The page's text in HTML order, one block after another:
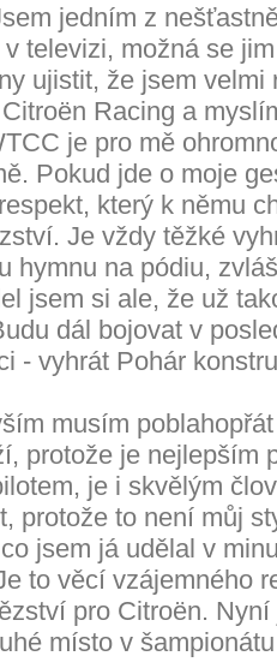
jedním z
televizi, možná se
ujistit, že jsem
Racing a
je pro mě
Pokud jde o moje
který k němu
Je vždy těžké
hymnu na pódiu,
jsem si ale, že už
dál bojovat v
- vyhrát Pohár
musím
protože je nejlepším
je i skvělým
protože to není můj
jsem já udělal v
to věcí vzájemného
pro Citroën.
místo v